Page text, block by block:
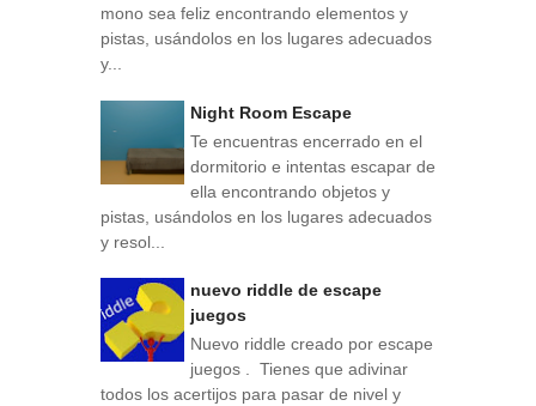
mono sea feliz encontrando elementos y
pistas, usándolos en los lugares adecuados
y...
Night Room Escape
Te encuentras encerrado en el
dormitorio e intentas escapar de
ella encontrando objetos y
pistas, usándolos en los lugares adecuados
y resol...
nuevo riddle de escape
juegos
Nuevo riddle creado por escape
juegos . Tienes que adivinar
todos los acertijos para pasar de nivel y